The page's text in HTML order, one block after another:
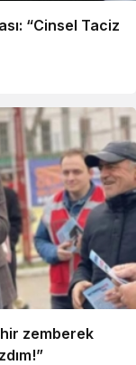
“Cinsel Taciz
zemberek